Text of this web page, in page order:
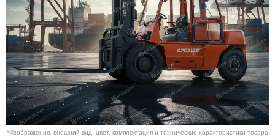
*Изображения, внешний вид, цвет, комплектация и технические характеристики товара